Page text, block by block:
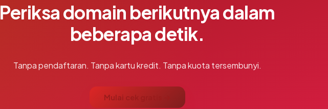
Periksa domain berikutnya dalam
beberapa detik.
Tanpa pendaftaran. Tanpa kartu kredit. Tanpa kuota tersembunyi.
Mulai cek gratis →